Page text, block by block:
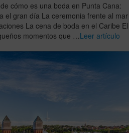
cómo es una boda en Punta Cana:
el gran día La ceremonia frente al mar
La cena de boda en el Caribe El
momentos que …Leer artículo